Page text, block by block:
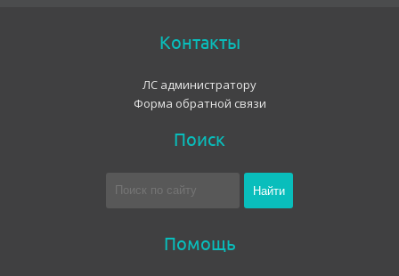
Контакты
ЛС администратору
Форма обратной связи
Поиск
Помощь